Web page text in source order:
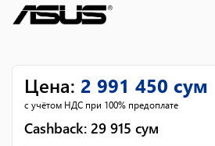
Цена: 2 991 450 сум
с учётом НДС при 100% предоплате
Cashback: 29 915 сум